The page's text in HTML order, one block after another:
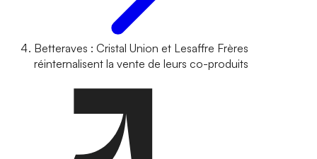
Betteraves : Cristal Union et Lesaffre Frères
réinternalisent la vente de leurs co-produits